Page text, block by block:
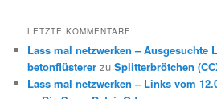
LETZTE KOMMENTARE
Lass mal netzwerken – Ausgesuchte
betonflüsterer zuSplitterbrötchen
Lass mal netzwerken – Links vom